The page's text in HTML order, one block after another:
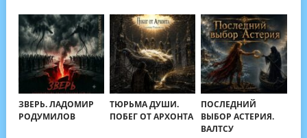
ЗВЕРЬ. ЛАДОМИР
РОДУМИЛОВ
ТЮРЬМА ДУШИ.
ПОБЕГ ОТ АРХОНТА
ПОСЛЕДНИЙ
ВЫБОР АСТЕРИЯ.
ВАЛТСУ